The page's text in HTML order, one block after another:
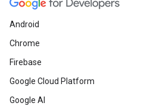
Android
Chrome
Firebase
Google Cloud Platform
Google AI